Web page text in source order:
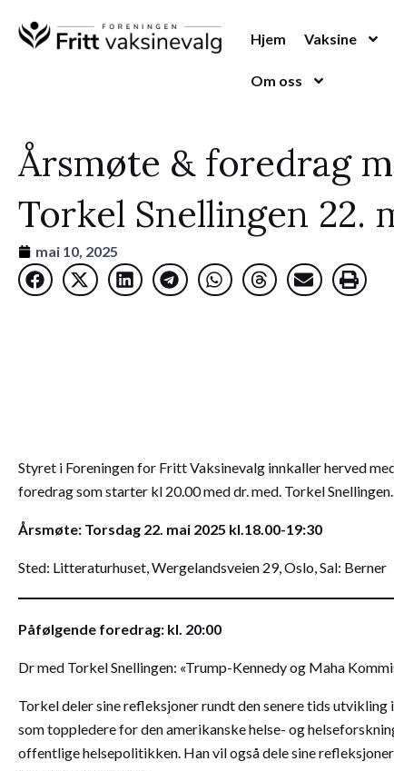
rett
Hjem Vaksine
Om oss
Årsmøte & foredrag
Torkel Snellingen 22.
mai 10, 2025
Styret i Foreningen for Fritt Vaksinevalg innkaller herved
foredrag som starter kl 20.00 med dr. med. Torkel Snellingen.
Årsmøte: Torsdag 22. mai 2025 kl.18.00-19:30
Sted: Litteraturhuset, Wergelandsveien 29, Oslo, Sal: Berner
Påfølgende foredrag: kl. 20:00
Dr med Torkel Snellingen: «Trump-Kennedy og Maha
Torkel deler sine refleksjoner rundt den senere tids utvikling
som toppledere for den amerikanske helse- og
offentlige helsepolitikken. Han vil også dele sine